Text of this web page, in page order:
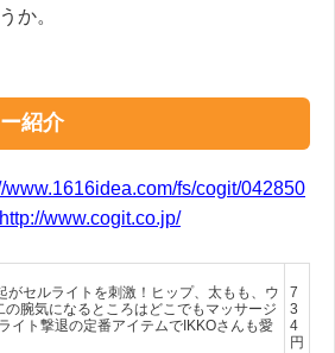
か。
紹介
www.1616idea.com/fs/cogit/042850
http://www.cogit.co.jp/
がセルライトを刺激！ヒップ、太もも、ウ
の腕気になるところはどこでもマッサージ
イト撃退の定番アイテムでIKKOさんも愛
7
3
4
円